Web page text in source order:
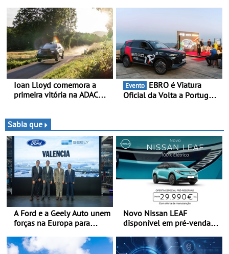
Rali da Madeira, com Pedro
Almeida e Kris Meeke
Ioan Lloyd comemora a
primeira vitória na ADAC
mulher a subir ao pódio na
Rally Cup
Evento
Oficial da Volta a Portugal
e leva a sua gama SUV
multi-energia às estradas
de Portugal
Sabia que
A Ford e a Geely Auto unem
forças na Europa para
multienergia de última
geração em Espanha
Novo Nissan LEAF
disponível em pré-venda a
IVA - Como parte da
campanha exclusiva de